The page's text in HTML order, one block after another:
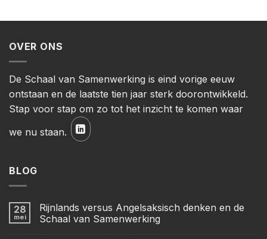
OVER ONS
De Schaal van Samenwerking is eind vorige eeuw
ontstaan en de laatste tien jaar sterk doorontwikkeld.
Stap voor stap om zo tot het inzicht te komen waar
we nu staan.
BLOG
28
mei
Rijnlands versus Angelsaksisch denken en de
Schaal van Samenwerking